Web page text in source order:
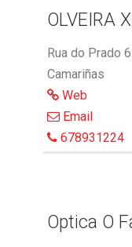
OLVEIRA
Rua do Prado
Camariñas
Web
Email
678931224
Optica O